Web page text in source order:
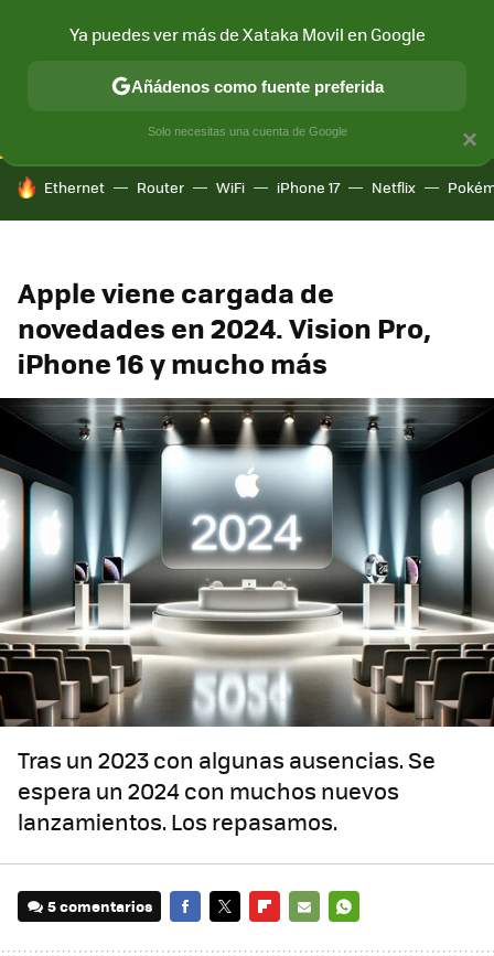
CONECTIVIDAD MÓVIL Y SOCIEDAD APLICACIONES
HOY SE HABLA DE
Ethernet Router WiFi iPhone 17 Netflix
Apple viene cargada de
novedades en 2024. Vision Pro,
iPhone 16 y mucho más
Tras un 2023 con algunas ausencias. Se
espera un 2024 con muchos nuevos
lanzamientos. Los repasamos.
5 comentarios
×
Ya puedes ver más de Xataka Movil en Google
Añádenos como fuente preferida
Solo necesitas una cuenta de Google